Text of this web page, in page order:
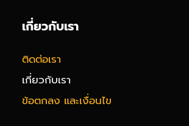
เกี่ยวกับเรา
ติดต่อเรา
เกี่ยวกับเรา
ข้อตกลง และเงื่อนไข